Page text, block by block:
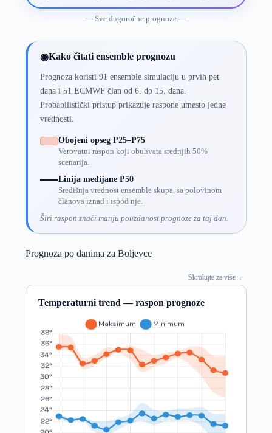
lokaciju
— Sve dugoročne prognoze —
◉Kako čitati ensemble prognozu
Prognoza koristi 91 ensemble simulaciju u prvih pet
dana i 51 ECMWF član od 6. do 15. dana.
Probabilistički pristup prikazuje raspone umesto jedne
vrednosti.
Obojeni opseg P25–P75
Verovatni raspon koji obuhvata srednjih 50%
scenarija.
Linija medijane P50
Središnja vrednost ensemble skupa, sa polovinom
članova iznad i ispod nje.
Širi raspon znači manju pouzdanost prognoze za taj dan.
Prognoza po danima za Boljevce
Skrolujte za više→
Temperaturni trend — raspon prognoze